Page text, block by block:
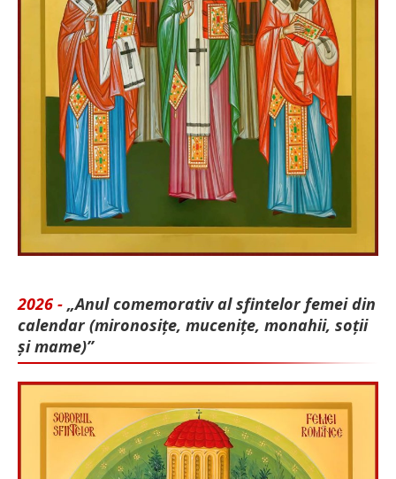
2026 - „Anul comemorativ al sfintelor femei din
calendar (mironosițe, mu­cenițe, monahii, soții
și mame)”